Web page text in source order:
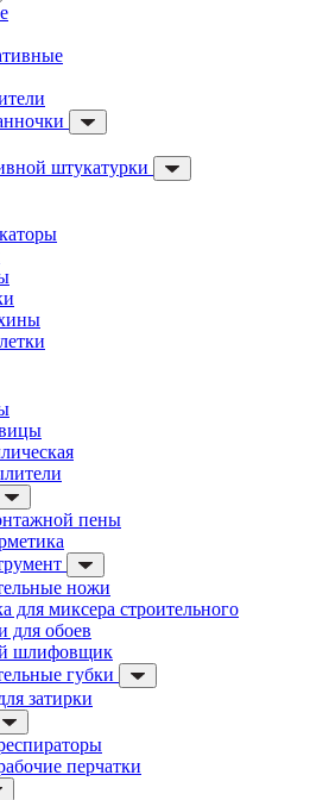
штукатурки
пены
ножи
для миксера строительного
для обоев
шлифовщик
губки
затирки
перчатки